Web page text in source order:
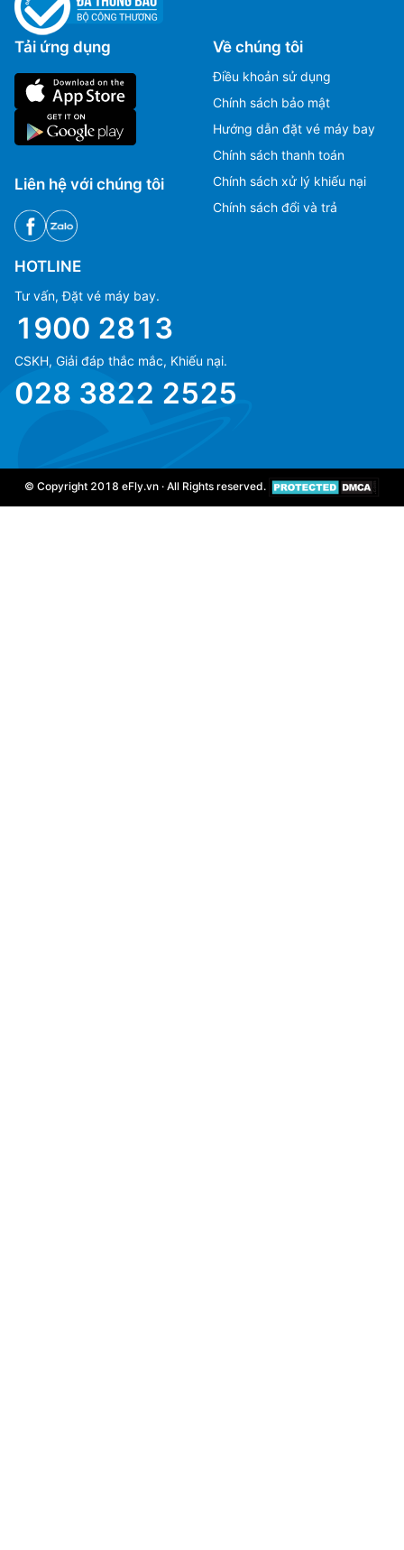
Tải ứng dụng
Liên hệ với chúng tôi
Về chúng tôi
Điều khoản sử dụng
Chính sách bảo mật
Hướng dẫn đặt vé máy bay
Chính sách thanh toán
Chính sách xử lý khiếu nại
Chính sách đổi và trả
HOTLINE
Tư vấn, Đặt vé máy bay.
1900 2813
CSKH, Giải đáp thắc mắc, Khiếu nại.
028 3822 2525
© Copyright 2018 eFly.vn · All Rights reserved.